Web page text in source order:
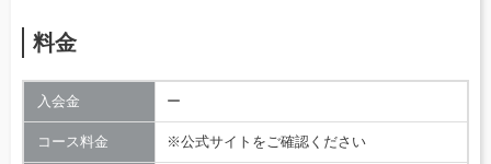
料金
入会金 ー
コース料金 ※公式サイトをご確認ください